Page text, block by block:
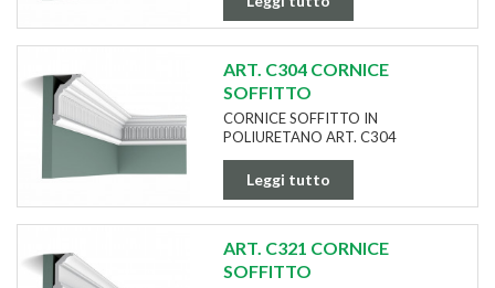
ART. C304 CORNICE
SOFFITTO
CORNICE SOFFITTO IN
POLIURETANO ART. C304
Leggi tutto
ART. C321 CORNICE
SOFFITTO